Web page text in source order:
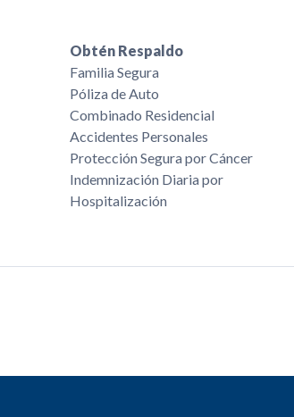
Obtén Respaldo
Familia Segura
Póliza de Auto
Combinado Residencial
Accidentes Personales
Protección Segura por Cáncer
Indemnización Diaria por
Hospitalización